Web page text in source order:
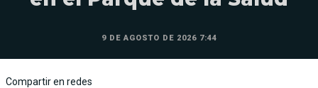
9 DE AGOSTO DE 2026 7:44
Compartir en redes